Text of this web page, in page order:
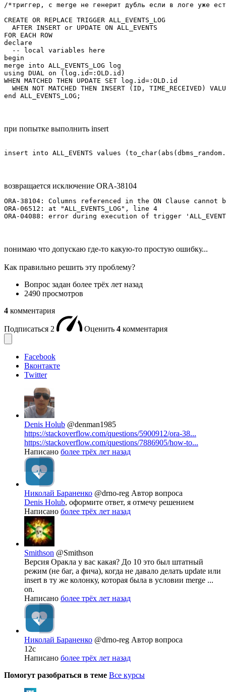
/*триггер, c merge не генерит дубль если в логе уже
CREATE OR REPLACE TRIGGER ALL_EVENTS_LOG
  AFTER INSERT or UPDATE ON ALL_EVENTS
FOR EACH ROW
declare
  -- local variables here
begin
merge into ALL_EVENTS_LOG log
using DUAL on (log.id=:OLD.id)
WHEN MATCHED THEN UPDATE SET log.id=:OLD.id
WHEN NOT MATCHED THEN INSERT (ID, TIME_RECEIVED)
end ALL_EVENTS_LOG;
при попытке выполнить insert
insert into ALL_EVENTS values
возвращается исключение ORA-38104
ORA-38104: Columns referenced in the ON Clause cannot
ORA-06512: at "ALL_EVENTS_LOG", line 4
ORA-04088: error during execution of trigger
понимаю что допускаю где-то какую-то простую ошибку...
Как правильно решить эту проблему?
Вопрос задан более трёх лет назад
2490 просмотров
4 комментария
Подписаться 2 Оценить 4 комментария
Facebook
Вконтакте
Twitter
Denis Holub @denman1985
https://stackoverflow.com/questions/5900912/ora-38...
https://stackoverflow.com/questions/7886905/how-to...
Написано более трёх лет назад
Николай Бараненко @drno-reg Автор вопроса
Denis Holub, оформите ответ, я отмечу решением
Написано более трёх лет назад
Smithson @Smithson
Версия Оракла у вас какая? До 10 это был штатный
режим (не баг, а фича), когда не давало делать update или
insert в ту же колонку, которая была в условии merge ...
on.
Написано более трёх лет назад
Николай Бараненко @drno-reg Автор вопроса
12с
Написано более трёх лет назад
Помогут разобраться в теме Все курсы